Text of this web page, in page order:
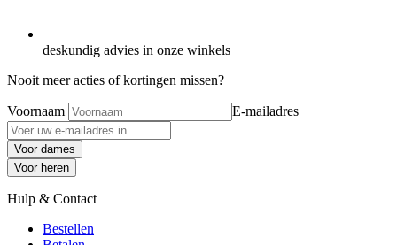
deskundig advies in onze winkels
Nooit meer acties of kortingen missen?
Voornaam E-mailadres
Voor dames
Voor heren
Hulp & Contact
Bestellen